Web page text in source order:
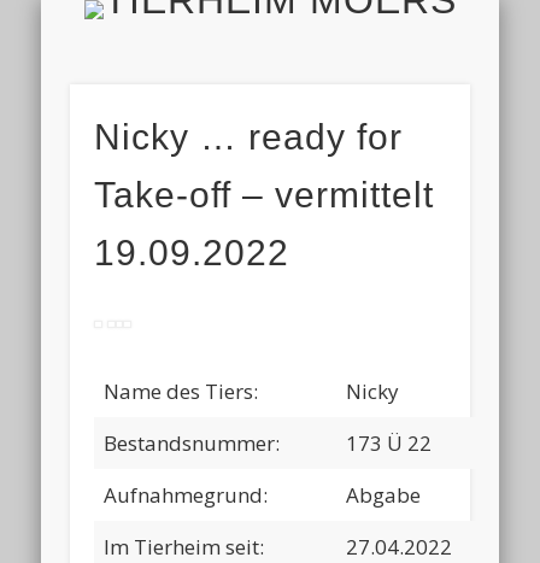
HOME
AKTUELL
ALLE TIERE
HELFEN
TIERHEIM & VEREIN
VIELEN DANK!
IMPRESSUM & DATENSCHUTZ
FINDEFIX
Nicky … ready for
Take-off – vermittelt
19.09.2022
Name des Tiers:
Nicky
Bestandsnummer:
173 Ü 22
Aufnahmegrund:
Abgabe
Im Tierheim seit:
27.04.2022